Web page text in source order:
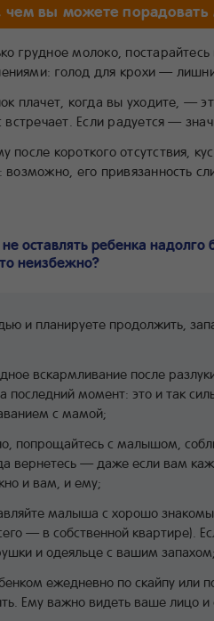
чем вы можете
грудное молоко, постарайтесь
голод для крохи —
плачет, когда вы уходите, —
Если радуется —
короткого отсутствия,
возможно, его привязанность
оставлять ребенка надолго
неизбежно?
и планируете продолжить,
вскармливание после
последний момент: это и так
с мамой;
попрощайтесь с малышом,
вернетесь — даже если вам
и вам, и ему;
малыша с хорошо
— в собственной квартире).
и одеяльце с вашим запахом;
ежедневно по скайпу
Ему важно видеть ваше лицо